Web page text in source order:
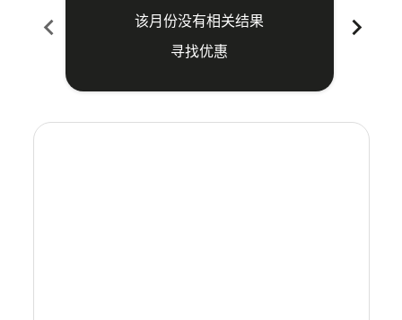
chevron_left
该月份没有相关结果
寻找优惠
chevron_right